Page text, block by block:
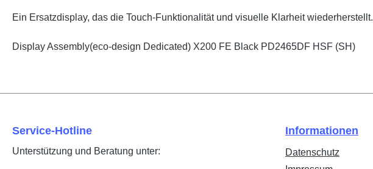
Ein Ersatzdisplay, das die Touch-Funktionalität und visuelle Klarheit wiederherstellt.
Display Assembly(eco-design Dedicated) X200 FE Black PD2465DF HSF (SH)
Service-Hotline
Unterstützung und Beratung unter:
Informationen
Datenschutz